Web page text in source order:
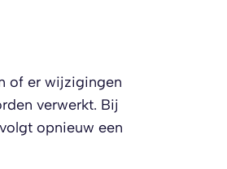
of er wijzigingen
verwerkt. Bij
opnieuw een